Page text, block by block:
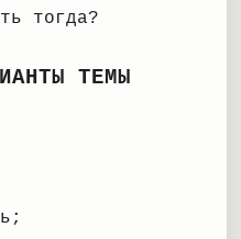
тогда?
ТЕМЫ